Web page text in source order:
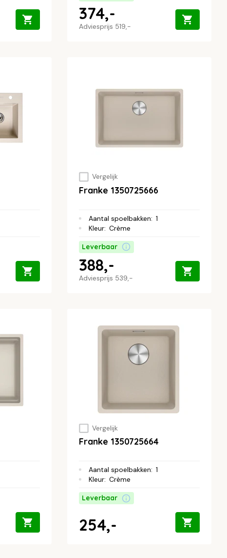
Adviesprijs 519,-
374,-
Vergelijk
Franke 1350725666
Aantal spoelbakken: 1
Kleur: Crème
Leverbaar
Adviesprijs 539,-
388,-
Vergelijk
Franke 1350725664
Aantal spoelbakken: 1
Kleur: Crème
Leverbaar
254,-